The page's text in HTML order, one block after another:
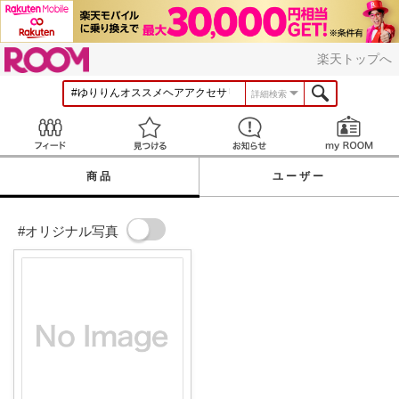
楽天トップへ
詳細検索
見つける お知らせ
商品 ユーザー
#オリジナル写真